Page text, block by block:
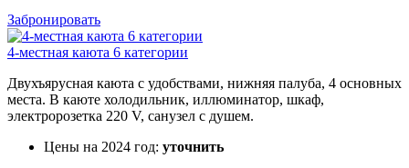
Забронировать
4-местная каюта 6 категории
Двухъярусная каюта с удобствами, нижняя палуба, 4 основных
места. В каюте холодильник, иллюминатор, шкаф,
электророзетка 220 V, санузел с душем.
Цены на 2024 год: уточнить